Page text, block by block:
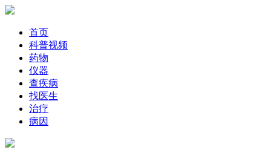
首页
科普视频
药物
仪器
查疾病
找医生
治疗
病因